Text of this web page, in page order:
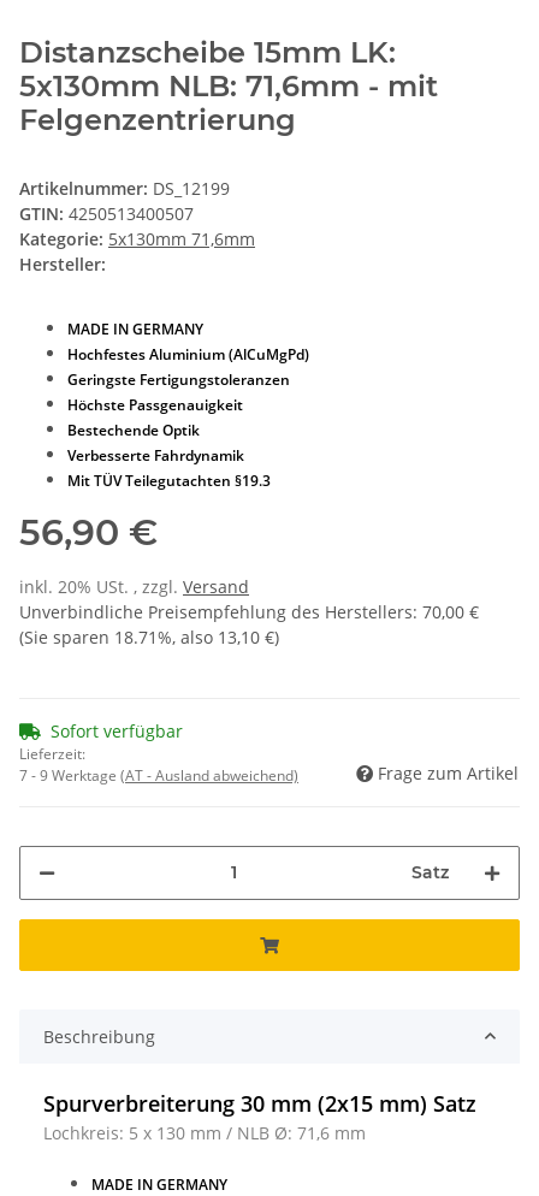
Distanzscheibe 15mm LK:
5x130mm NLB: 71,6mm - mit
Felgenzentrierung
Artikelnummer: DS_12199
GTIN: 4250513400507
Kategorie: 5x130mm 71,6mm
Hersteller:
MADE IN GERMANY
Hochfestes Aluminium (AlCuMgPd)
Geringste Fertigungstoleranzen
Höchste Passgenauigkeit
Bestechende Optik
Verbesserte Fahrdynamik
Mit TÜV Teilegutachten §19.3
56,90 €
inkl. 20% USt. , zzgl. Versand
Unverbindliche Preisempfehlung des Herstellers: 70,00 €
(Sie sparen 18.71%, also 13,10 €)
Sofort verfügbar
Lieferzeit:
7 - 9 Werktage (AT - Ausland abweichend) Frage zum Artikel
Satz
Beschreibung
Spurverbreiterung 30 mm (2x15 mm) Satz
Lochkreis: 5 x 130 mm / NLB Ø: 71,6 mm
MADE IN GERMANY